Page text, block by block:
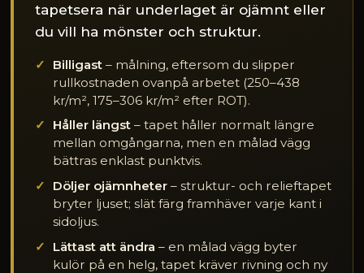
tapetsera när underlaget är ojämnt eller
du vill ha mönster och struktur.
Billigast – målning, eftersom du slipper
rullkostnaden ovanpå arbetet (250–438
kr/m², 175–306 kr/m² efter ROT).
Håller längst – tapet håller normalt längre
mellan omgångarna, men en målad vägg
bättras enklast punktvis.
Döljer ojämnheter – struktur- och relieftapet
bryter ljuset; slät färg framhäver varje kant i
sidoljus.
Lättast att ändra – en målad vägg byter
kulör på en helg, tapet kräver rivning och ny